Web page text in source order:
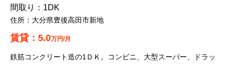
1DK
大分県豊後高田市新地
5.0万円/月
鉄筋コンクリート造の1ＤＫ。コンビニ、大型スーパー、ドラッ